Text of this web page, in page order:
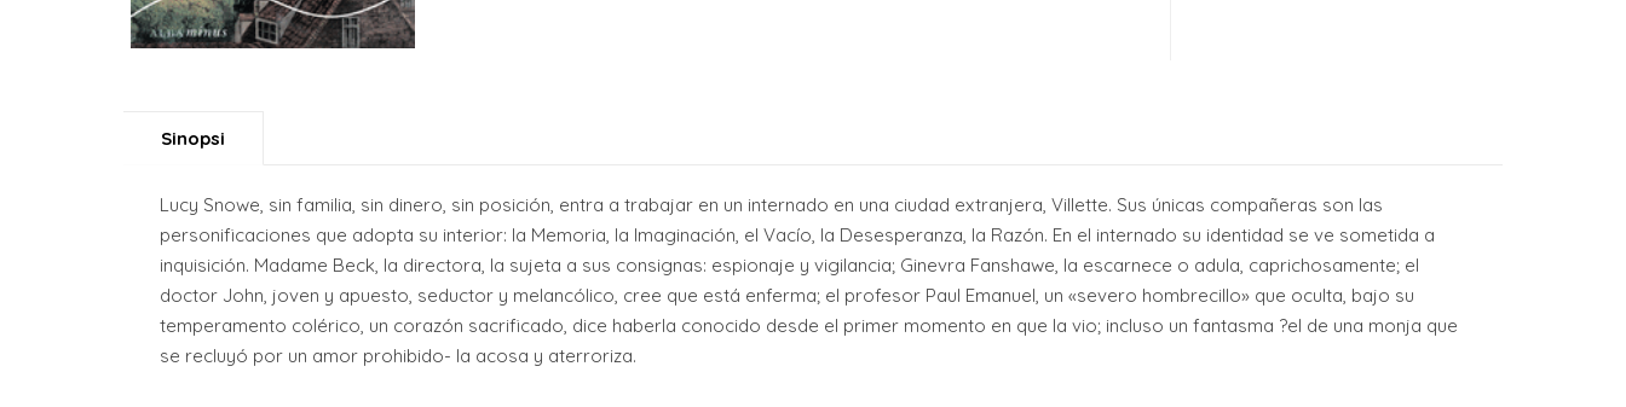
Sinopsi
Lucy Snowe, sin familia, sin dinero, sin posición, entra a trabajar en un internado en una ciudad extranjera, Villette. Sus únicas compañeras son las
personificaciones que adopta su interior: la Memoria, la Imaginación, el Vacío, la Desesperanza, la Razón. En el internado su identidad se ve sometida a
inquisición. Madame Beck, la directora, la sujeta a sus consignas: espionaje y vigilancia; Ginevra Fanshawe, la escarnece o adula, caprichosamente; el
doctor John, joven y apuesto, seductor y melancólico, cree que está enferma; el profesor Paul Emanuel, un «severo hombrecillo» que oculta, bajo su
temperamento colérico, un corazón sacrificado, dice haberla conocido desde el primer momento en que la vio; incluso un fantasma ?el de una monja que
se recluyó por un amor prohibido- la acosa y aterroriza.